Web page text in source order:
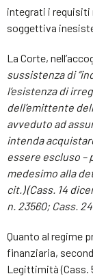
integrati i requisiti
soggettiva
La Corte,
sussistenza di
l’esistenza di
dell’emittente
avveduto ad
intenda
essere escluso –
medesimo alla
cit.) (Cass. 14
n. 23560; Cass.
Quanto al regime
finanziaria,
Legittimità (Cass.